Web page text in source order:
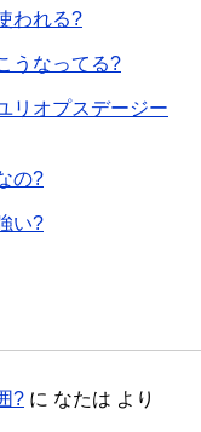
われる?
うなってる?
リオプスデージー
の?
い?
? に なたは より